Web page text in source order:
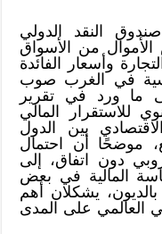
النقد الدولي
من الأسواق
وأسعار الفائدة
في الغرب صوب
ما ورد في تقرير
للاستقرار المالي
بين الدول
موضحًا أن احتمال
دون اتفاق، إلى
المالية في بعض
يشكلان أهم
العالمي على المدى